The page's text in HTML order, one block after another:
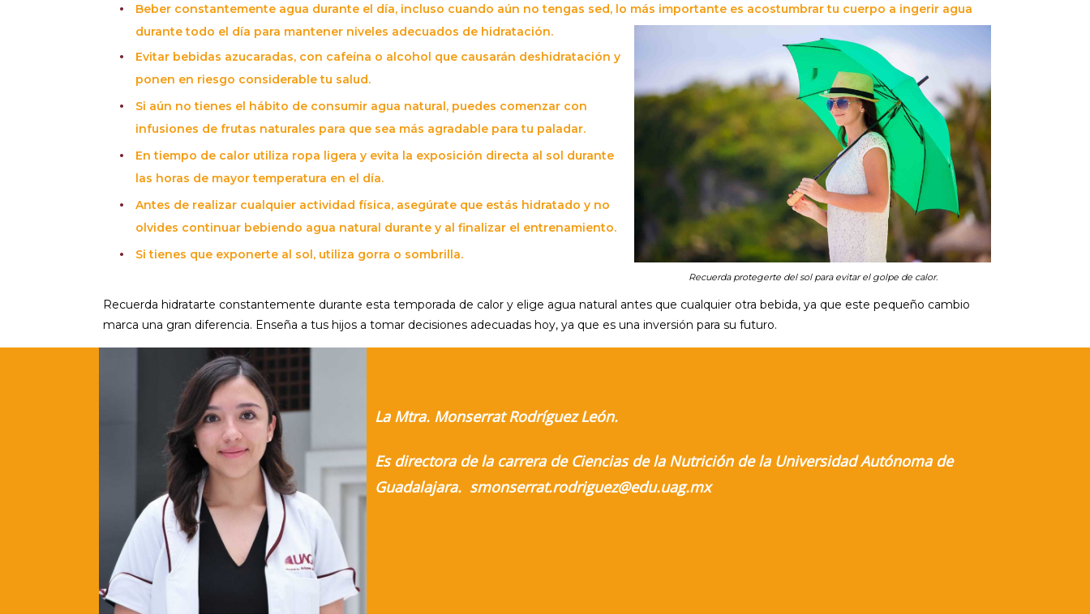
Beber constantemente agua durante el día, incluso cuando aún no tengas sed, lo más importante es acostumbrar tu cuerpo a ingerir agua
durante todo el día para mantener niveles adecuados de hidratación.
Evitar bebidas azucaradas, con cafeína o alcohol que causarán deshidratación y
ponen en riesgo considerable tu salud.
Si aún no tienes el hábito de consumir agua natural, puedes comenzar con
infusiones de frutas naturales para que sea más agradable para tu paladar.
En tiempo de calor utiliza ropa ligera y evita la exposición directa al sol durante
las horas de mayor temperatura en el día.
Antes de realizar cualquier actividad física, asegúrate que estás hidratado y no
olvides continuar bebiendo agua natural durante y al finalizar el entrenamiento.
Si tienes que exponerte al sol, utiliza gorra o sombrilla.
Recuerda protegerte del sol para evitar el golpe de calor.
Recuerda hidratarte constantemente durante esta temporada de calor y elige agua natural antes que cualquier otra bebida, ya que este pequeño cambio
marca una gran diferencia. Enseña a tus hijos a tomar decisiones adecuadas hoy, ya que es una inversión para su futuro.
La Mtra. Monserrat Rodríguez León.
Es directora de la carrera de Ciencias de la Nutrición de la Universidad Autónoma de
Guadalajara. smonserrat.rodriguez@edu.uag.mx